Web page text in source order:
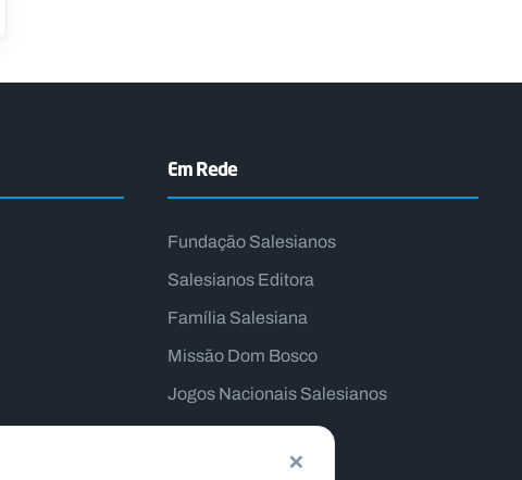
Em Rede
Fundação Salesianos
Salesianos Editora
Família Salesiana
Missão Dom Bosco
Jogos Nacionais Salesianos
×